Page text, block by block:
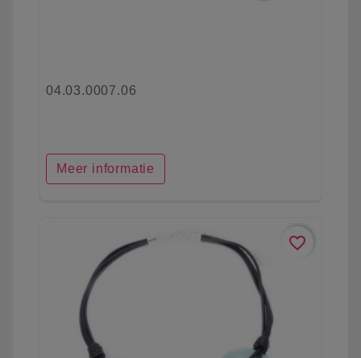
04.03.0007.06
Meer informatie
favorite_border